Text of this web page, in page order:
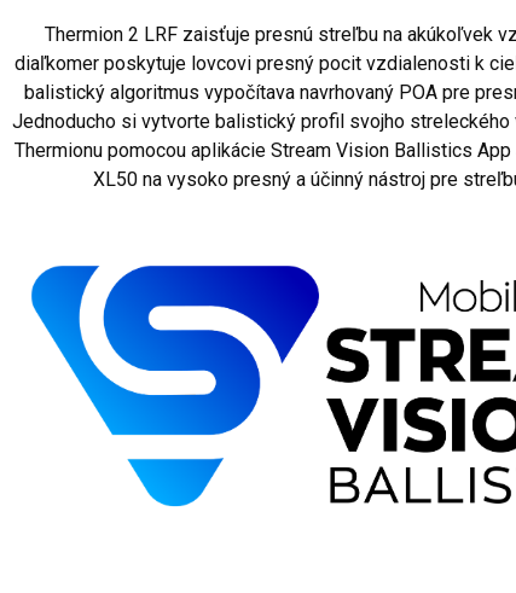
Thermion 2 LRF zaisťuje presnú streľbu na akúkoľvek
diaľkomer poskytuje lovcovi presný pocit vzdialenosti k
balistický algoritmus vypočítava navrhovaný POA pre
Jednoducho si vytvorte balistický profil svojho streleckého
Thermionu pomocou aplikácie Stream Vision Ballistics
XL50 na vysoko presný a účinný nástroj pre